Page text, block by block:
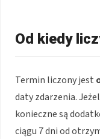
Od kiedy
Termin liczony jest
daty zdarzenia.
konieczne są
ciągu 7 dni od